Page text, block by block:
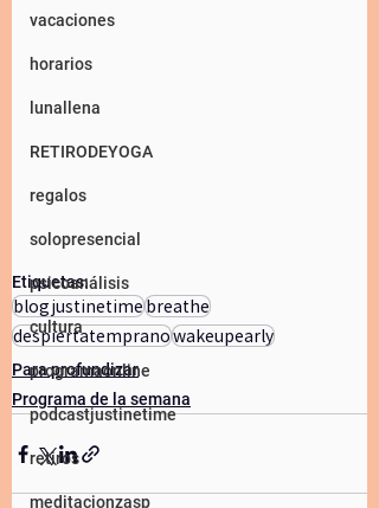
vacaciones
horarios
lunallena
RETIRODEYOGA
regalos
solopresencial
psicoanálisis
cultura
programaonline
podcastjustinetime
retiros
meditacionzasp
Etiquetas:
blogjustinetimebreathe
despiertatempranowakeupearly
Para profundizar
Programa de la semana